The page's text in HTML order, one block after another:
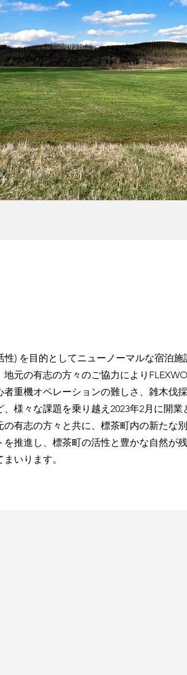
) を目的としてニューノーマルな宿泊
元の有志の方々のご協力により
重機オペレーションの難しさ、雑木伐
様々な課題を乗り越え2023年2月に開業
有志の方々と共に、標茶町内の新たな
推進し、標茶町の活性と豊かな自然が
いります。